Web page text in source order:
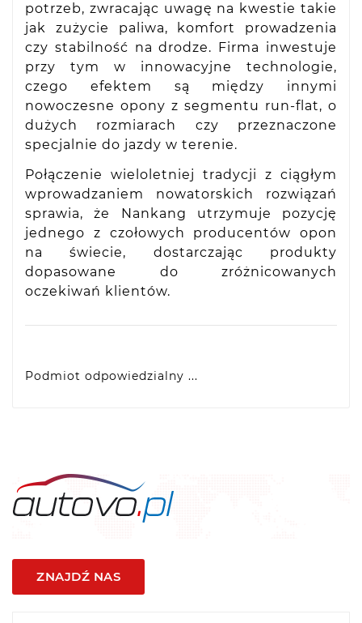
potrzeb, zwracając uwagę na kwestie takie
jak zużycie paliwa, komfort prowadzenia
czy stabilność na drodze. Firma inwestuje
przy tym w innowacyjne technologie,
czego efektem są między innymi
nowoczesne opony z segmentu run-flat, o
dużych rozmiarach czy przeznaczone
specjalnie do jazdy w terenie.
Połączenie wieloletniej tradycji z ciągłym
wprowadzaniem nowatorskich rozwiązań
sprawia, że Nankang utrzymuje pozycję
jednego z czołowych producentów opon
na świecie, dostarczając produkty
dopasowane do zróżnicowanych
oczekiwań klientów.
Podmiot odpowiedzialny ...
ZNAJDŹ NAS